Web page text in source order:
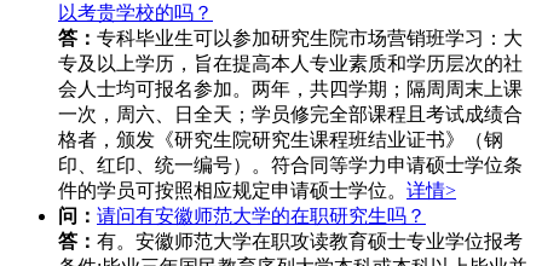
以考贵学校的吗？
答： 专科毕业生可以参加研究生院市场营销班学习：大
专及以上学历，旨在提高本人专业素质和学历层次的社
会人士均可报名参加。两年，共四学期；隔周周末上课
一次，周六、日全天；学员修完全部课程且考试成绩合
格者，颁发《研究生院研究生课程班结业证书》（钢
印、红印、统一编号）。符合同等学力申请硕士学位条
件的学员可按照相应规定申请硕士学位。 详情>
问： 请问有安徽师范大学的在职研究生吗？
答： 有。安徽师范大学在职攻读教育硕士专业学位报考